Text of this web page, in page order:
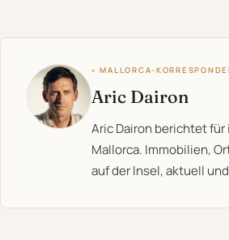
◦ MALLORCA-
Aric Dairon
Aric Dairon berichtet
Mallorca. Immobilien,
auf der Insel, aktuell